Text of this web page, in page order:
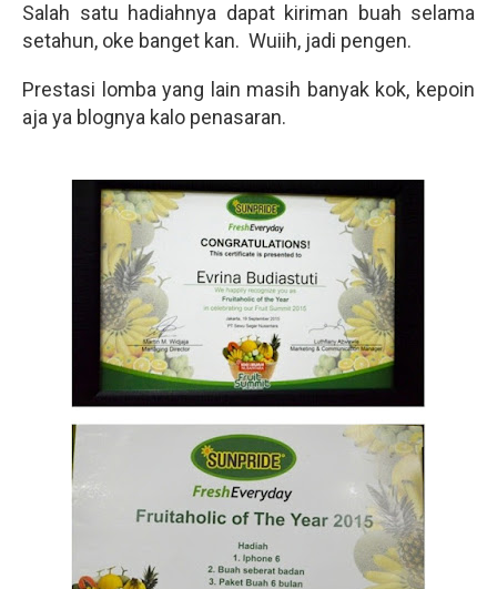
Salah satu hadiahnya dapat kiriman buah selama
setahun, oke banget kan. Wuiih, jadi pengen.
Prestasi lomba yang lain masih banyak kok, kepoin
aja ya blognya kalo penasaran.